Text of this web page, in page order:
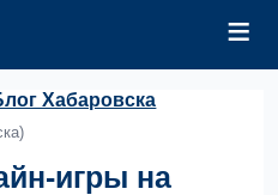
≡
Хабаровска
игры на